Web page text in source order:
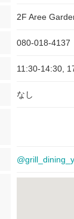
2F Aree
080-018-4137
11:30-14:30,
なし